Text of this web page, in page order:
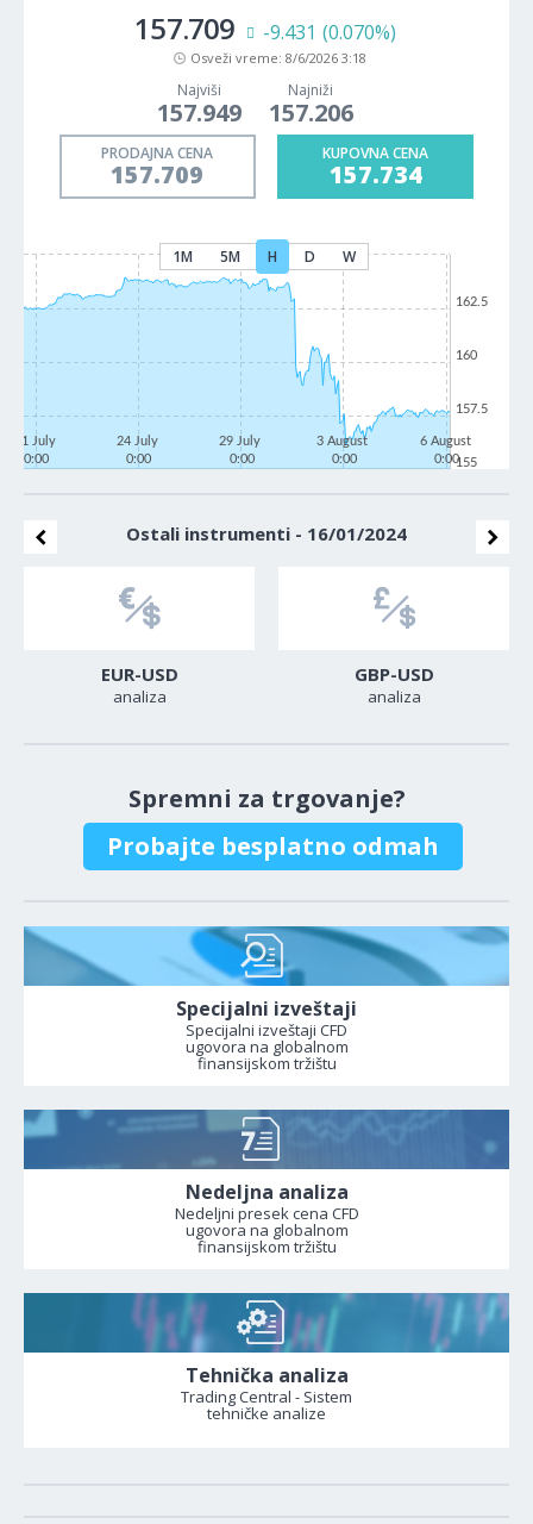
157.709 -9.431 (0.070%)
Osveži vreme: 8/6/2026 3:18
Najviši
157.949
Najniži
157.206
PRODAJNA CENA
157.709
KUPOVNA CENA
157.734
1M 5M H D W
21 July
0:00
24 July
0:00
29 July
0:00
3 August
0:00
6 August
0:00155
157.5
160
162.5
Ostali instrumenti - 16/01/2024
EUR-USD
analiza
GBP-USD
analiza
Spremni za trgovanje?
Probajte besplatno odmah
Specijalni izveštaji
Specijalni izveštaji CFD
ugovora na globalnom
finansijskom tržištu
Nedeljna analiza
Nedeljni presek cena CFD
ugovora na globalnom
finansijskom tržištu
Tehnička analiza
Trading Central - Sistem
tehničke analize